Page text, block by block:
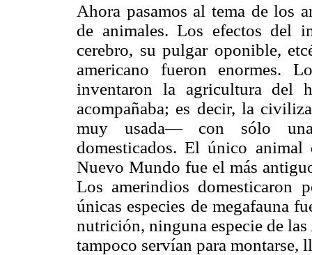
Ahora pasamos al tema de los
de animales. Los efectos del
cerebro, su pulgar oponible,
americano fueron enormes.
inventaron la agricultura del
acompañaba; es decir, la
muy usada— con sólo una
domesticados. El único
Nuevo Mundo fue el más
Los amerindios domesticaron
únicas especies de megafauna
nutrición, ninguna especie de
tampoco servían para montarse,